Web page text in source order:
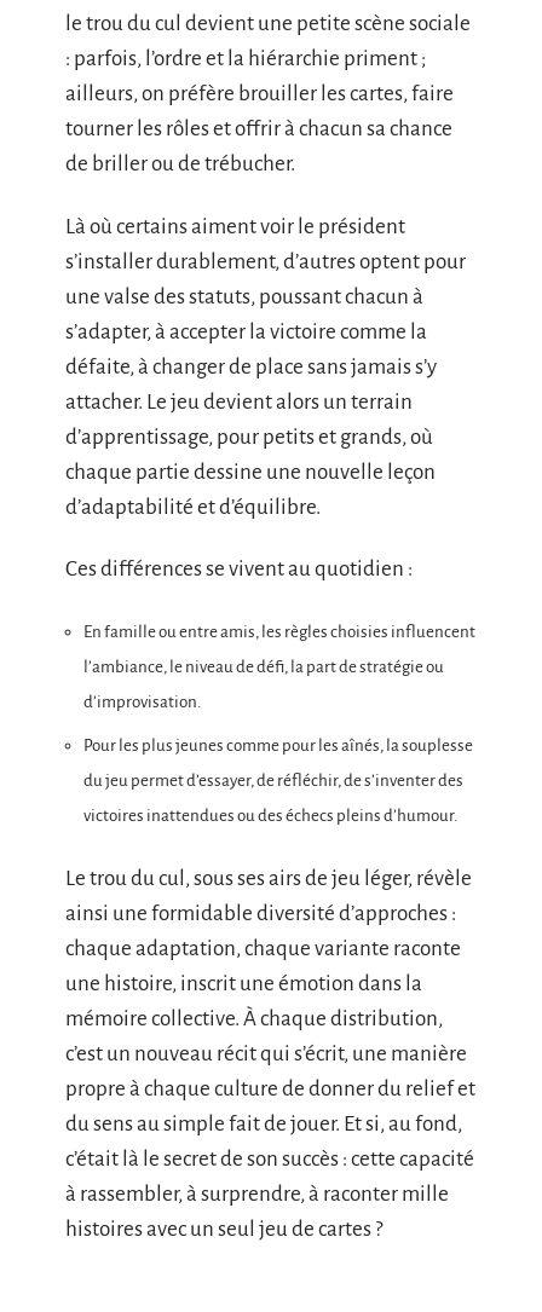
le trou du cul devient une petite scène sociale
: parfois, l’ordre et la hiérarchie priment ;
ailleurs, on préfère brouiller les cartes, faire
tourner les rôles et offrir à chacun sa chance
de briller ou de trébucher.
Là où certains aiment voir le président
s’installer durablement, d’autres optent pour
une valse des statuts, poussant chacun à
s’adapter, à accepter la victoire comme la
défaite, à changer de place sans jamais s’y
attacher. Le jeu devient alors un terrain
d’apprentissage, pour petits et grands, où
chaque partie dessine une nouvelle leçon
d’adaptabilité et d’équilibre.
Ces différences se vivent au quotidien :
En famille ou entre amis, les règles choisies influencent
l’ambiance, le niveau de défi, la part de stratégie ou
d’improvisation.
Pour les plus jeunes comme pour les aînés, la souplesse
du jeu permet d’essayer, de réfléchir, de s’inventer des
victoires inattendues ou des échecs pleins d’humour.
Le trou du cul, sous ses airs de jeu léger, révèle
ainsi une formidable diversité d’approches :
chaque adaptation, chaque variante raconte
une histoire, inscrit une émotion dans la
mémoire collective. À chaque distribution,
c’est un nouveau récit qui s’écrit, une manière
propre à chaque culture de donner du relief et
du sens au simple fait de jouer. Et si, au fond,
c’était là le secret de son succès : cette capacité
à rassembler, à surprendre, à raconter mille
histoires avec un seul jeu de cartes ?